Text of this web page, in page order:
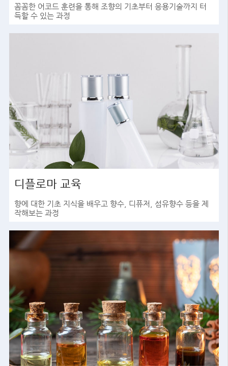
꼼꼼한 어코드 훈련을 통해 조향의 기초부터 응용기술까지 터
득할 수 있는 과정
바로가기
디플로마 교육
향에 대한 기초 지식을 배우고 향수, 디퓨저, 섬유향수 등을 제
작해보는 과정
바로가기